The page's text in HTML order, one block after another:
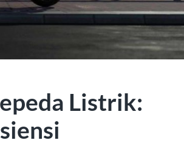
Listrik: